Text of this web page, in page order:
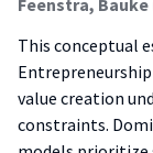
This conceptual
value creation
constraints.